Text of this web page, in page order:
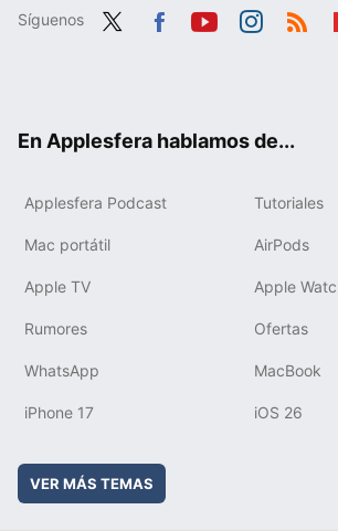
Síguenos
En Applesfera hablamos de...
Applesfera Podcast Tutoriales
Mac portátil AirPods
Apple TV Apple
Rumores Ofertas
WhatsApp MacBook
iPhone 17 iOS 26
VER MÁS TEMAS